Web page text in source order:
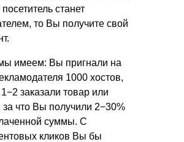
станет
то Вы получите свой
имеем: Вы пригнали на
1000 хостов,
заказали товар или
за что Вы получили 2−30%
суммы. С
кликов Вы бы